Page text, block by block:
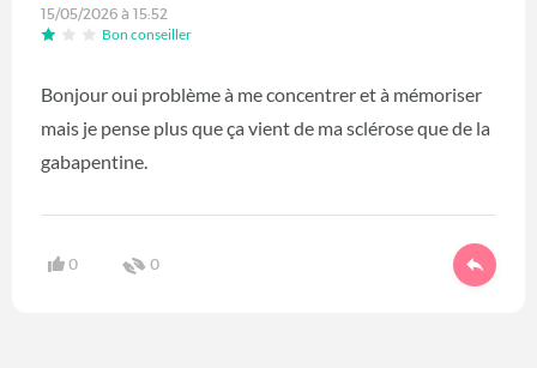
15/05/2026 à 15:52
Bon conseiller
Bonjour oui problème à me concentrer et à mémoriser
mais je pense plus que ça vient de ma sclérose que de la
gabapentine.
0 0